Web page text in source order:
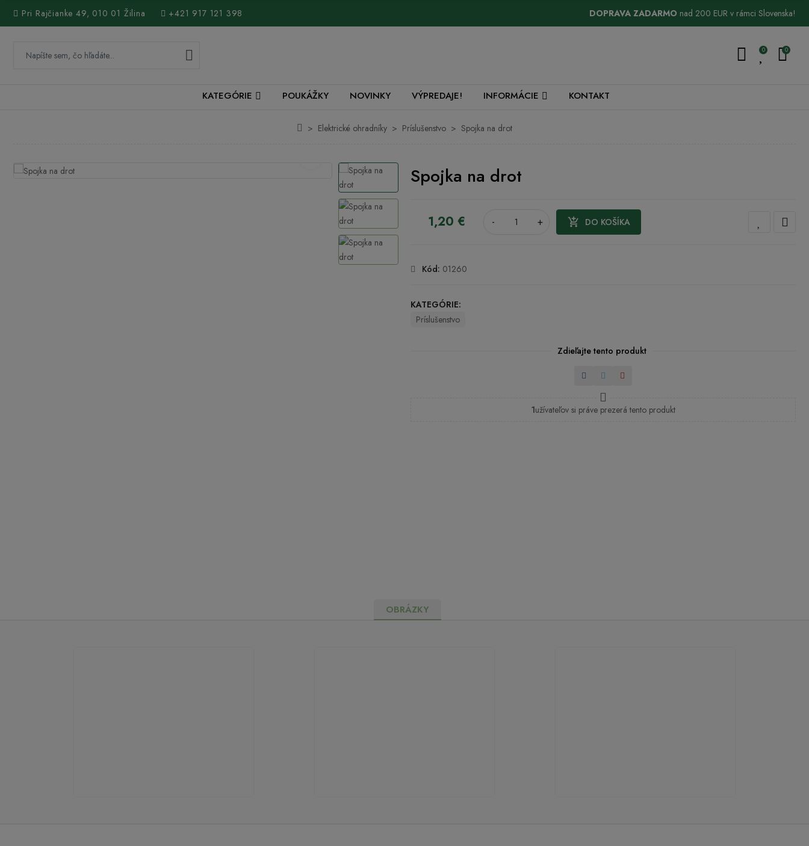
Pri Rajčianke 49, 010 01 Žilina +421 917 121 398 DOPRAVA ZADARMO nad 200 EUR v rámci Slovenska!
0 0
KATEGÓRIE POUKÁŽKY NOVINKY VÝPREDAJE! INFORMÁCIE KONTAKT
Elektrické ohradníky Príslušenstvo Spojka na drot
Spojka na drot
1,20 € - +  DO KOŠÍKA
Kód: 01260
KATEGÓRIE:
Príslušenstvo
Zdieľajte tento produkt
1užívateľov si práve prezerá tento produkt
OBRÁZKY